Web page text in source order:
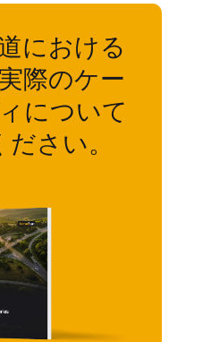
における
際のケー
について
さい。